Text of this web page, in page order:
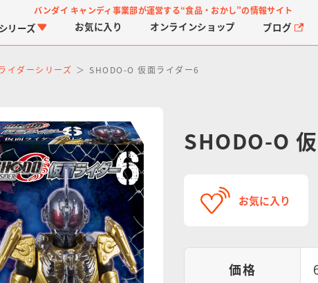
バンダイ キャンディ事業部が運営する“食品・おかし”の情報サイト
PROJECT R.E.D.・ス
ーパー戦隊シリーズ
プリキュアシリーズ
シリーズ
つりグミ チョコサプ
お気に入り オンラインショップ ブログ
イダーシリーズ SHODO-O 仮面ライダー6
SHODO-O
お気に入り
価格